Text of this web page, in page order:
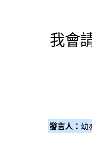
我會
發言人： 幼